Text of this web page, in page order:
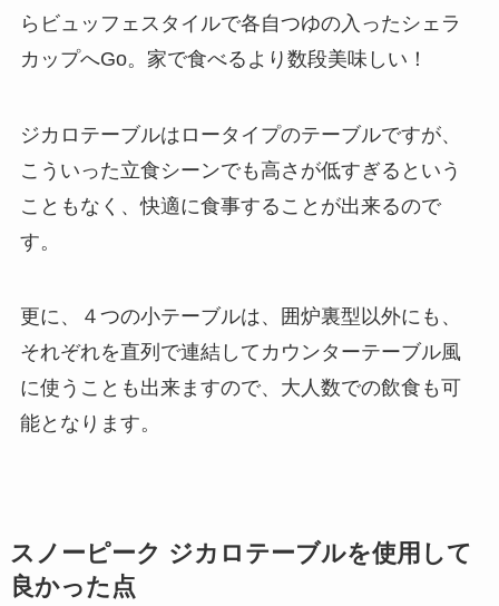
らビュッフェスタイルで各自つゆの入ったシェラ
カップへGo。家で食べるより数段美味しい！
ジカロテーブルはロータイプのテーブルですが、
こういった立食シーンでも高さが低すぎるという
こともなく、快適に食事することが出来るので
す。
更に、４つの小テーブルは、囲炉裏型以外にも、
それぞれを直列で連結してカウンターテーブル風
に使うことも出来ますので、大人数での飲食も可
能となります。
スノーピーク ジカロテーブルを使用して
良かった点